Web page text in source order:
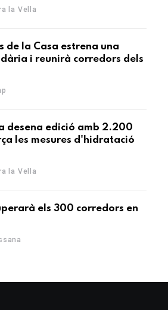
la Vella
de la Casa estrena una
i reunirà corredors dels
desena edició amb 2.200
les mesures d'hidratació
la Vella
els 300 corredors en